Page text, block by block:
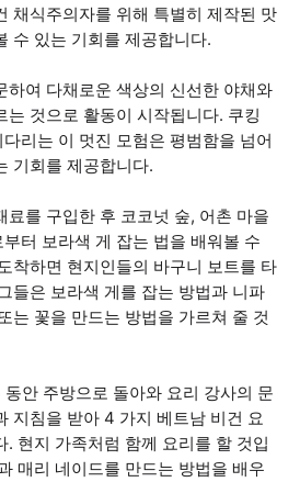
채식주의자를 위해 특별히 제작된 맛
수 있는 기회를 제공합니다.
하여 다채로운 색상의 신선한 야채와
는 것으로 활동이 시작됩니다. 쿠킹
리는 이 멋진 모험은 평범함을 넘어
기회를 제공합니다.
료를 구입한 후 코코넛 숲, 어촌 마을
터 보라색 게 잡는 법을 배워볼 수
착하면 현지인들의 바구니 보트를 타
들은 보라색 게를 잡는 방법과 니파
는 꽃을 만드는 방법을 가르쳐 줄 것
안 주방으로 돌아와 요리 강사의 문
지침을 받아 4 가지 베트남 비건 요
. 현지 가족처럼 함께 요리를 할 것입
매리 네이드를 만드는 방법을 배우